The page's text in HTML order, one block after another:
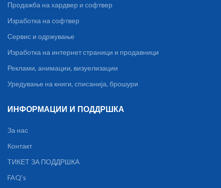
Продажба на хардвер и софтвер
Изработка на софтвер
Сервис и одржување
Изработка на интернет страници и продавници
Реклами, анимации, визуелизации
Уредување на книги, списанија, брошури
ИНФОРМАЦИИ И ПОДДРШКА
За нас
Контакт
ТИКЕТ ЗА ПОДДРШКА
FAQ's